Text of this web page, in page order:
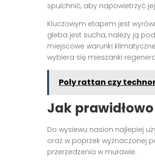
spulchnić, aby napowietrzyć
Kluczowym etapem jest
gleba jest sucha, należy ją
miejscowe warunki
wybiera się mieszanki
Poly rattan czy
Jak
Do wysiewu nasion najlepiej
oraz w poprzek wyznaczonej
przerzedzenia w murawie.